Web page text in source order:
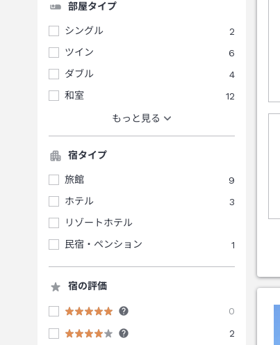
部屋タイプ
シングル
2
ツイン
6
ダブル
4
和室
12
もっと見る
宿タイプ
旅館
9
ホテル
3
リゾートホテル
民宿・ペンション
1
宿の評価
0
2